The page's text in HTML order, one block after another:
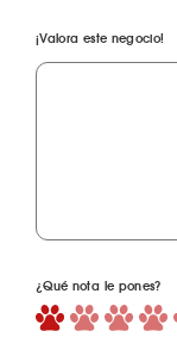
¡Valora este negocio!
¿Qué nota le pones?